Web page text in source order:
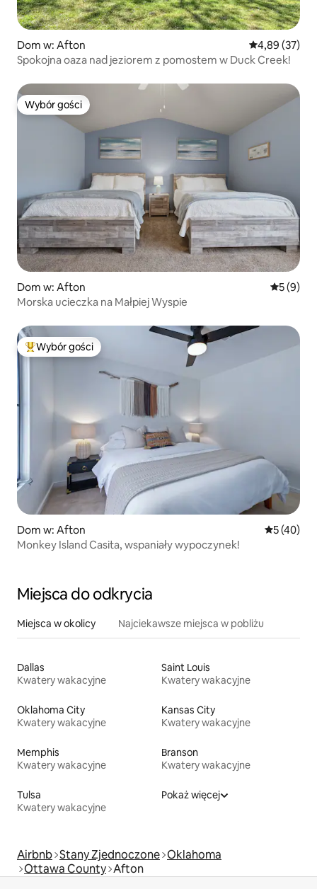
Dom w: Afton Średnia
4,89 (37)
Spokojna oaza nad jeziorem z pomostem w Duck Creek!
Wybór gości
Wybór gości
Dom w: Afton Średnia
5 (9)
Morska ucieczka na Małpiej Wyspie
Najpopularniejsze z kategorii Wybór gości
Wybór gości
Dom w: Afton Średnia
5 (40)
Monkey Island Casita, wspaniały wypoczynek!
Miejsca do odkrycia
Miejsca w okolicy Najciekawsze miejsca w pobliżu
Dallas
Kwatery wakacyjne
Saint Louis
Kwatery wakacyjne
Oklahoma City
Kwatery wakacyjne
Kansas City
Kwatery wakacyjne
Memphis
Kwatery wakacyjne
Branson
Kwatery wakacyjne
Tulsa
Kwatery wakacyjne
Pokaż więcej
Airbnb Stany Zjednoczone Oklahoma
Ottawa County Afton